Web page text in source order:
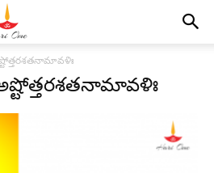
అష్టోత్తరశతనామావళిః